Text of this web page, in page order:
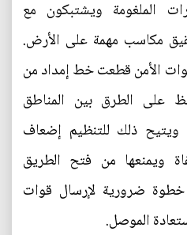
الملغومة ويشتبكون مع
مكاسب مهمة على الأرض.
الأمن قطعت خط إمداد من
على الطرق بين المناطق
ويتيح ذلك للتنظيم إضعاف
ويمنعها من فتح الطريق
ضرورية لإرسال قوات
الموصل.